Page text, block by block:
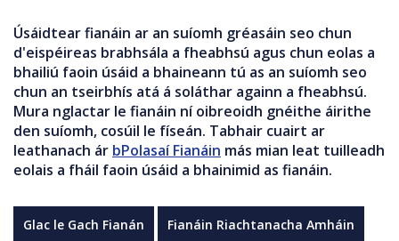
Úsáidtear fianáin ar an suíomh gréasáin seo chun
d'eispéireas brabhsála a fheabhsú agus chun eolas a
bhailiú faoin úsáid a bhaineann tú as an suíomh seo
chun an tseirbhís atá á soláthar againn a fheabhsú.
Mura nglactar le fianáin ní oibreoidh gnéithe áirithe
den suíomh, cosúil le físeán. Tabhair cuairt ar
leathanach ár bPolasaí Fianáin más mian leat tuilleadh
eolais a fháil faoin úsáid a bhainimid as fianáin.
Glac le Gach Fianán Fianáin Riachtanacha Amháin